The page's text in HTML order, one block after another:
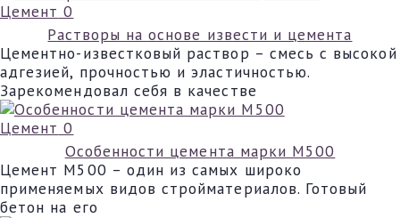
Цемент 0
Растворы на основе извести и цемента
Цементно-известковый раствор – смесь с высокой
адгезией, прочностью и эластичностью.
Зарекомендовал себя в качестве
Цемент 0
Особенности цемента марки М500
Цемент М500 – один из самых широко
применяемых видов стройматериалов. Готовый
бетон на его